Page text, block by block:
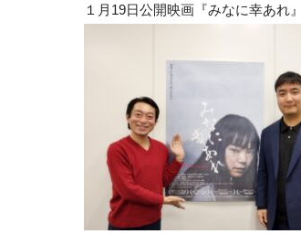
１月19日公開映画『みなに幸あれ